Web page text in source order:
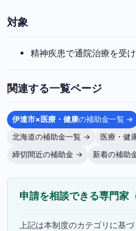
対象
精神疾患で通院治療を受
関連する一覧ページ
伊達市×医療・健康の補助金一覧 →
北海道の補助金一覧 →
医療・健
締切間近の補助金 →
新着の補助
申請を相談できる専門家
上記は本制度のカテゴリに基